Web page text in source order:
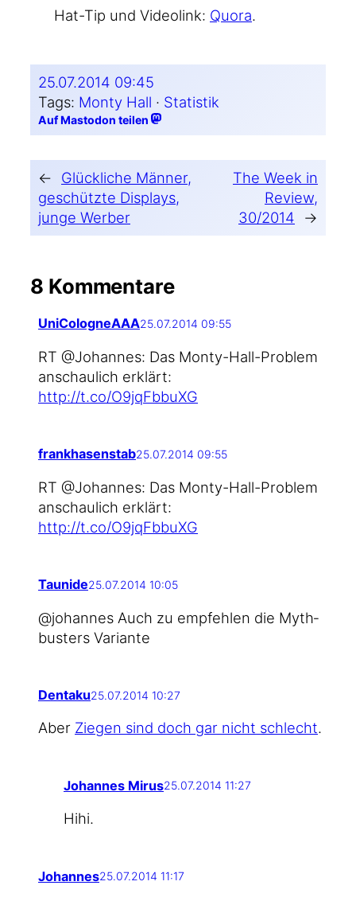
Hat-Tip und Video­link: Quo­ra.
25.07.2014 09:45
Tags: Monty Hall · Statistik
Auf Mastodon teilen
←
Glückliche Männer,
geschützte Displays,
junge Werber
The Week in
Review,
30/2014
→
8 Kommentare
UniCologneAAA25.07.2014 09:55
RT @Johannes: Das Monty-Hall-Problem
anschau­lich erklärt:
http://t.co/O9jqFbbuXG
frankhasenstab25.07.2014 09:55
RT @Johannes: Das Monty-Hall-Problem
anschau­lich erklärt:
http://t.co/O9jqFbbuXG
Taunide25.07.2014 10:05
@johannes Auch zu emp­feh­len die Myth­
bus­ters Variante
Dentaku25.07.2014 10:27
Aber Zie­gen sind doch gar nicht schlecht.
Johannes Mirus25.07.2014 11:27
Hihi.
Johannes25.07.2014 11:17